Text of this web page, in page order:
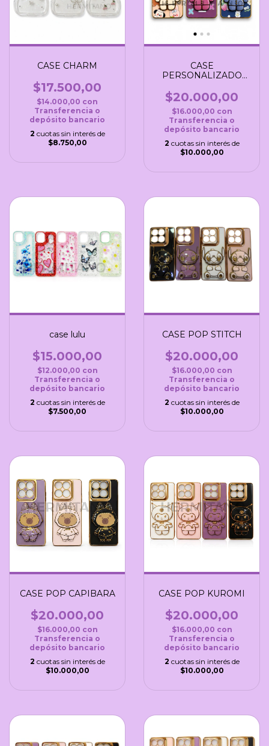
CASE CHARM
$17.500,00
$14.000,00 con
Transferencia o
depósito bancario
2 cuotas sin interés de
$8.750,00
CASE
PERSONALIZADO
$20.000,00
$16.000,00 con
Transferencia o
depósito bancario
2 cuotas sin interés de
$10.000,00
case lulu
$15.000,00
$12.000,00 con
Transferencia o
depósito bancario
2 cuotas sin interés de
$7.500,00
CASE POP STITCH
$20.000,00
$16.000,00 con
Transferencia o
depósito bancario
2 cuotas sin interés de
$10.000,00
CASE POP CAPIBARA
$20.000,00
$16.000,00 con
Transferencia o
depósito bancario
2 cuotas sin interés de
$10.000,00
CASE POP KUROMI
$20.000,00
$16.000,00 con
Transferencia o
depósito bancario
2 cuotas sin interés de
$10.000,00